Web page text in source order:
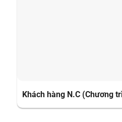
Khách hàng N.C (Chương